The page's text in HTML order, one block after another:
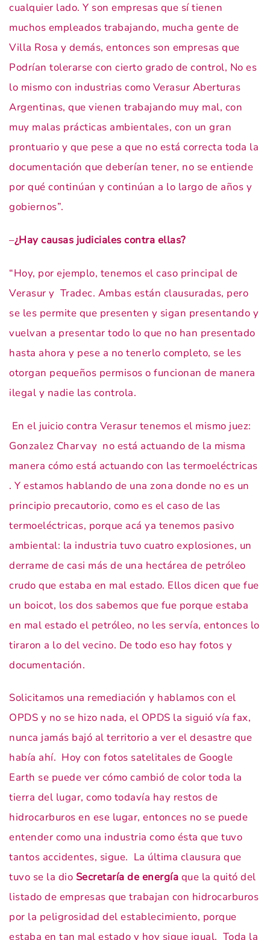
cualquier lado. Y son empresas que sí tienen
muchos empleados trabajando, mucha gente de
Villa Rosa y demás, entonces son empresas que
Podrían tolerarse con cierto grado de control, No es
lo mismo con industrias como Verasur Aberturas
Argentinas, que vienen trabajando muy mal, con
muy malas prácticas ambientales, con un gran
prontuario y que pese a que no está correcta toda la
documentación que deberían tener, no se entiende
por qué continúan y continúan a lo largo de años y
gobiernos”.
–¿Hay causas judiciales contra ellas?
“Hoy, por ejemplo, tenemos el caso principal de
Verasur y Tradec. Ambas están clausuradas, pero
se les permite que presenten y sigan presentando y
vuelvan a presentar todo lo que no han presentado
hasta ahora y pese a no tenerlo completo, se les
otorgan pequeños permisos o funcionan de manera
ilegal y nadie las controla.
En el juicio contra Verasur tenemos el mismo juez:
Gonzalez Charvay no está actuando de la misma
manera cómo está actuando con las termoeléctricas
. Y estamos hablando de una zona donde no es un
principio precautorio, como es el caso de las
termoeléctricas, porque acá ya tenemos pasivo
ambiental: la industria tuvo cuatro explosiones, un
derrame de casi más de una hectárea de petróleo
crudo que estaba en mal estado. Ellos dicen que fue
un boicot, los dos sabemos que fue porque estaba
en mal estado el petróleo, no les servía, entonces lo
tiraron a lo del vecino. De todo eso hay fotos y
documentación.
Solicitamos una remediación y hablamos con el
OPDS y no se hizo nada, el OPDS la siguió vía fax,
nunca jamás bajó al territorio a ver el desastre que
había ahí. Hoy con fotos satelitales de Google
Earth se puede ver cómo cambió de color toda la
tierra del lugar, como todavía hay restos de
hidrocarburos en ese lugar, entonces no se puede
entender como una industria como ésta que tuvo
tantos accidentes, sigue. La última clausura que
tuvo se la dio Secretaría de energía que la quitó del
listado de empresas que trabajan con hidrocarburos
por la peligrosidad del establecimiento, porque
estaba en tan mal estado y hoy sigue igual. Toda la